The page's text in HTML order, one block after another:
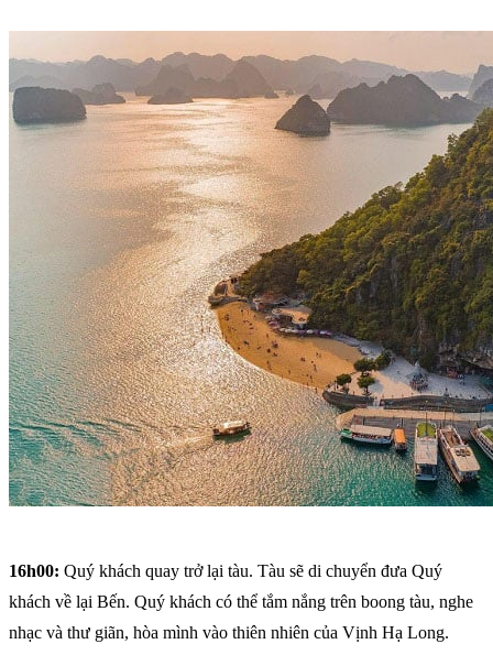
16h00: Quý khách quay trở lại tàu. Tàu sẽ di chuyển đưa Quý
khách về lại Bến. Quý khách có thể tắm nắng trên boong tàu, nghe
nhạc và thư giãn, hòa mình vào thiên nhiên của Vịnh Hạ Long.